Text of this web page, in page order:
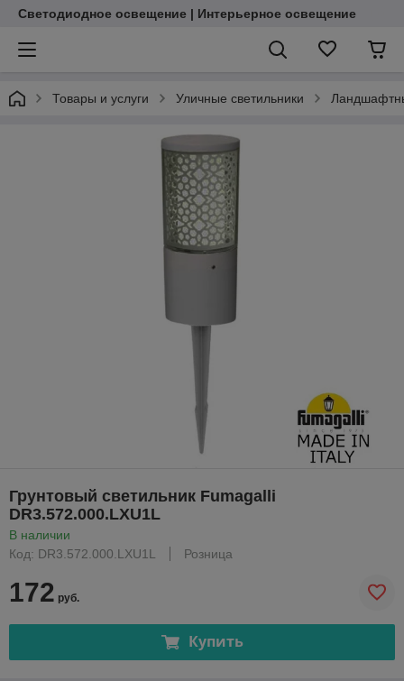
Светодиодное освещение | Интерьерное освещение
Товары и услуги Уличные светильники
Грунтовый светильник Fumagalli
DR3.572.000.LXU1L
В наличии
Код: DR3.572.000.LXU1L
Розница
172 руб.
Купить